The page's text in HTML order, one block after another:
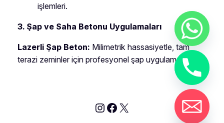
işlemleri.
3. Şap ve Saha Betonu Uygulamaları
Lazerli Şap Beton: Milimetrik hassasiyetle, tam
terazi zeminler için profesyonel şap uygulaması.
Instagram
Facebook
X
chaty